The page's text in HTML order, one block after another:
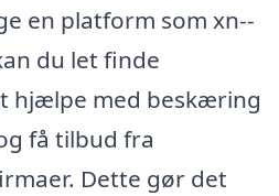
en platform som xn--
du let finde
hjælpe med beskæring
få tilbud fra
Dette gør det